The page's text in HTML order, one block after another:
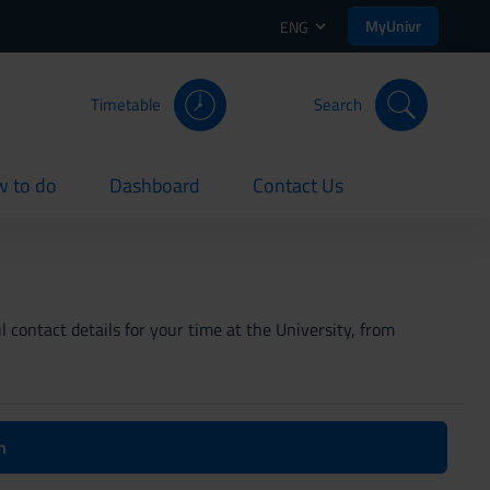
ENG MyUnivr
Timetable Search
to do Dashboard
current Contact Us
current
contact details for your time at the University, from